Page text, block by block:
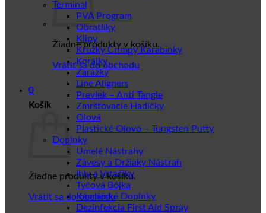
Žiadne produkty v košíku.
Vrátiť sa do obchodu
0
Košík
Žiadne produkty v košíku.
Vrátiť sa do obchodu
Terminal
PVA Program
Obratlíky
Klipy
Krúžky Crimpy Karabinky
Korálky
Zarážky
Line Aligners
Prevlek – Anti Tangle
Zmršťovacie Hadičky
Olová
Plastické Olovo – Tungsten Putty
Doplnky
Umelé Nástrahy
Závesy a Držiaky Nástrah
Ihly a Vrtačiky
Tyčová Bójka
Kaprářské Doplnky
Dezinfekcia First Aid Spray